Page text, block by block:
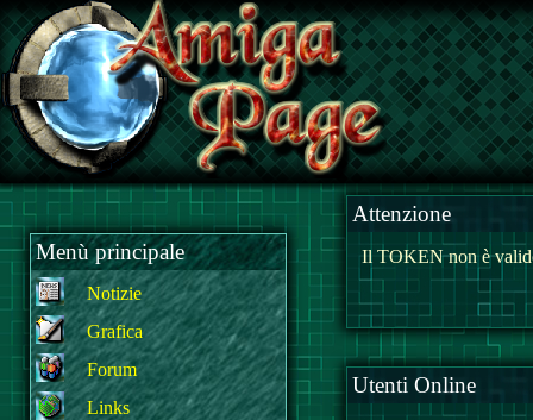
Menù principale
Notizie
Grafica
Forum
Links
Attenzione
Il TOKEN non è
Utenti Online